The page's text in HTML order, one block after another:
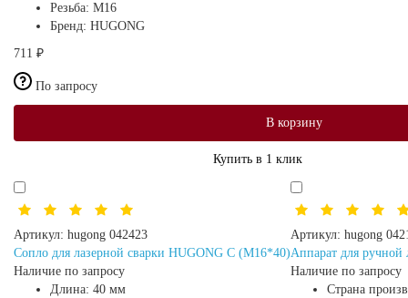
Резьба: М16
Бренд: HUGONG
711 ₽
По запросу
В корзину
Купить в 1 клик
Артикул: hugong 042423
Сопло для лазерной сварки HUGONG C (M16*40)
Наличие по запросу
Длина: 40 мм
Артикул: hugong
Аппарат для ручной
Наличие по запросу
Страна